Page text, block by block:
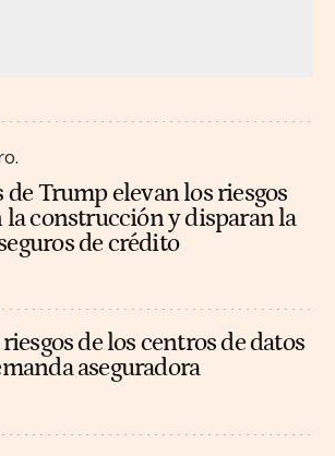
de Trump elevan los riesgos
la construcción y disparan la
de crédito
de los centros de datos
aseguradora